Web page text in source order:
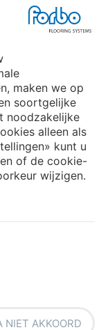
Cookies Forbo
maken we op
soortgelijke
noodzakelijke
alleen als
kunt u
of de cookie-
wijzigen.
NIET AKKOORD